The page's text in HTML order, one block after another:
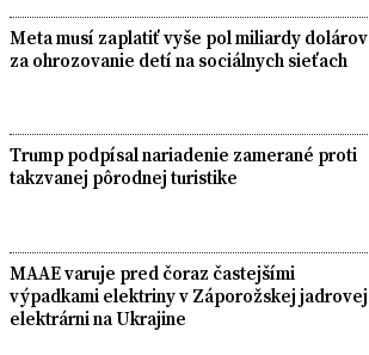
Meta musí zaplatiť vyše pol miliardy dolárov
za ohrozovanie detí na sociálnych sieťach
Trump podpísal nariadenie zamerané proti
takzvanej pôrodnej turistike
MAAE varuje pred čoraz častejšími
výpadkami elektriny v Záporožskej jadrovej
elektrárni na Ukrajine